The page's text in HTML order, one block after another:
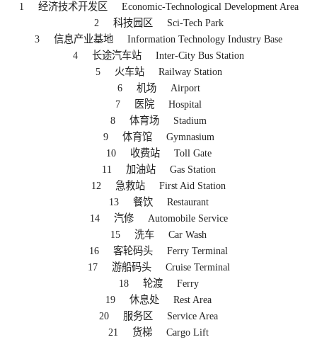
1 经济技术开发区 Economic-Technological Development Area
2 科技园区 Sci-Tech Park
3 信息产业基地 Information Technology Industry Base
4 长途汽车站 Inter-City Bus Station
5 火车站 Railway Station
6 机场 Airport
7 医院 Hospital
8 体育场 Stadium
9 体育馆 Gymnasium
10 收费站 Toll Gate
11 加油站 Gas Station
12 急救站 First Aid Station
13 餐饮 Restaurant
14 汽修 Automobile Service
15 洗车 Car Wash
16 客轮码头 Ferry Terminal
17 游船码头 Cruise Terminal
18 轮渡 Ferry
19 休息处 Rest Area
20 服务区 Service Area
21 货梯 Cargo Lift